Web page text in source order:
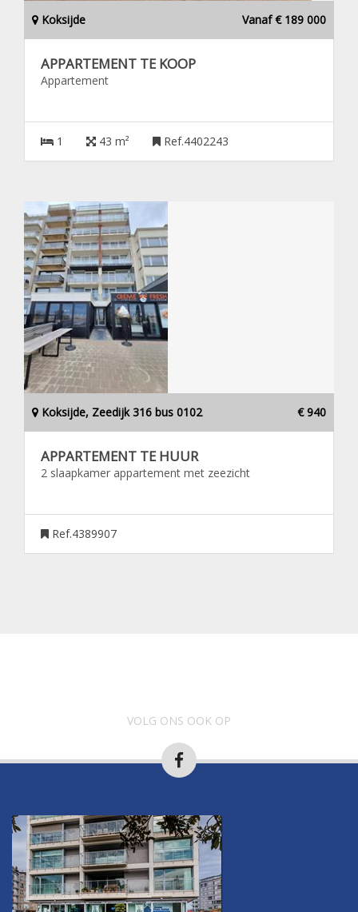
Koksijde Vanaf € 189 000
APPARTEMENT TE KOOP
Appartement
1 43 m² Ref.4402243
Koksijde, Zeedijk 316 bus 0102 € 940
APPARTEMENT TE HUUR
2 slaapkamer appartement met zeezicht
Ref.4389907
VOLG ONS OOK OP